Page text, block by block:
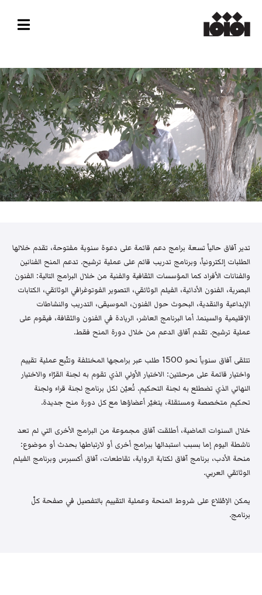
تدير آفاق حالياً تسعة برامج دعم قائمة على دعوة سنوية مفتوحة، تقدم خلالها
الطلبات إلكترونياً، وبرنامج تدريب قائم على عملية ترشيح. تدعم المنح الفنانين
والفنانات الأفراد كما المؤسسات الثقافية والفنية من خلال البرامج التالية: الفنون
البصرية، الفنون الأدائية، الفيلم الوثائقي، التصوير الفوتوغرافي الوثائقي، الكتابات
الإبداعية والنقدية، البحوث حول الفنون، الموسيقى، التدريب والنشاطات
الإقليمية والسينما. أما البرنامج العاشر، الريادة في الفنون والثقافة، فيقوم على
عملية ترشيح. تقدم آفاق الدعم من خلال دورة المنح فقط.
تتلقى آفاق سنوياً نحو 1500 طلب عبر برامجها المختلفة وتتّبع عملية تقييم
واختيار قائمة على مرحلتين: الاختيار الأولي الذي تقوم به لجنة القرّاء والاختيار
النهائي الذي تضطلع به لجنة التحكيم. تُعيّن لكل برنامج لجنة قراء ولجنة
تحكيم متخصصة ومستقلة، يتغيّر أعضاؤها مع كل دورة منح جديدة.
خلال السنوات الماضية، أطلقت آفاق مجموعة من البرامج الأخرى التي لم تعد
ناشطة اليوم إما بسبب استبدالها ببرامج أخرى أو لارتباطها بحدث أو موضوع:
منحة الأدب، برنامج آفاق لكتابة الرواية، تقاطعات، آفاق أكسبرس وبرنامج الفيلم
الوثائقي العربي.
يمكن الإطّلاع على شروط المنحة وعملية التقييم بالتفصيل في صفحة كلّ
برنامج.